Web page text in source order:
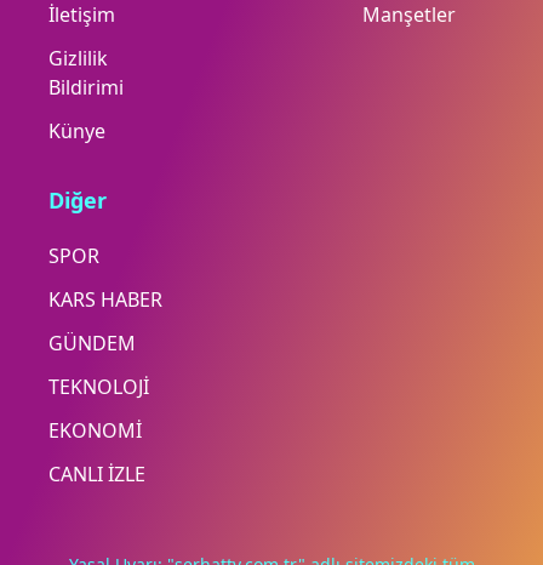
İletişim
Gizlilik
Bildirimi
Künye
Manşetler
Diğer
SPOR
KARS HABER
GÜNDEM
TEKNOLOJİ
EKONOMİ
CANLI İZLE